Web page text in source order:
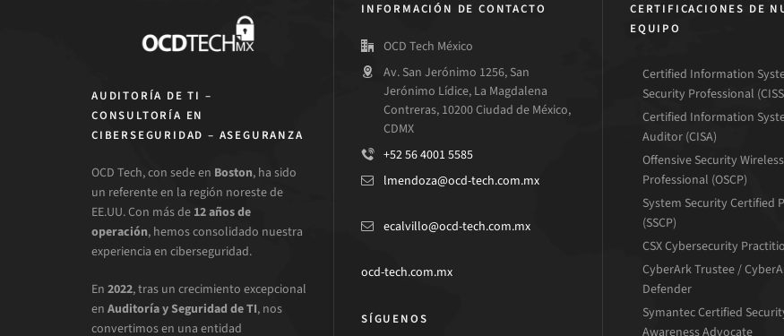
AUDITORÍA DE TI –
CONSULTORÍA EN
CIBERSEGURIDAD – ASEGURANZA
OCD Tech, con sede en Boston, ha sido
un referente en la región noreste de
EE.UU. Con más de 12 años de
operación, hemos consolidado nuestra
experiencia en ciberseguridad.
En 2022, tras un crecimiento excepcional
en Auditoría y Seguridad de TI, nos
convertimos en una entidad
INFORMACIÓN DE CONTACTO
OCD Tech México
Av. San Jerónimo 1256, San
Jerónimo Lídice, La Magdalena
Contreras, 10200 Ciudad de México,
CDMX
+52 56 4001 5585
lmendoza@ocd-tech.com.mx
ecalvillo@ocd-tech.com.mx
ocd-tech.com.mx
SÍGUENOS
CERTIFICACIONES DE
EQUIPO
Certified Information
Security Professional
Certified Information
Auditor (CISA)
Offensive Security Wireless
Professional (OSCP)
System Security Certified
(SSCP)
CSX Cybersecurity
CyberArk Trustee /
Defender
Symantec Certified
Awareness Advocate